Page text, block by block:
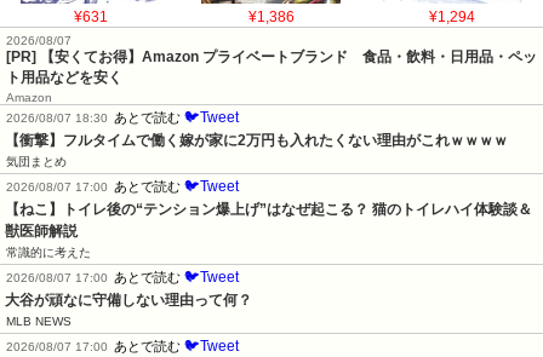
¥631 ¥1,386 ¥1,294
2026/08/07
[PR] 【安くてお得】Amazon プライベートブランド 食品・飲料・日用品・ペッ
ト用品などを安く
Amazon
2026/08/07 18:30 あとで読む 🐦Tweet
【衝撃】フルタイムで働く嫁が家に2万円も入れたくない理由がこれｗｗｗｗ
気団まとめ
2026/08/07 17:00 あとで読む 🐦Tweet
【ねこ】トイレ後の“テンション爆上げ”はなぜ起こる？ 猫のトイレハイ体験談＆
獣医師解説
常識的に考えた
2026/08/07 17:00 あとで読む 🐦Tweet
大谷が頑なに守備しない理由って何？
MLB NEWS
2026/08/07 17:00 あとで読む 🐦Tweet